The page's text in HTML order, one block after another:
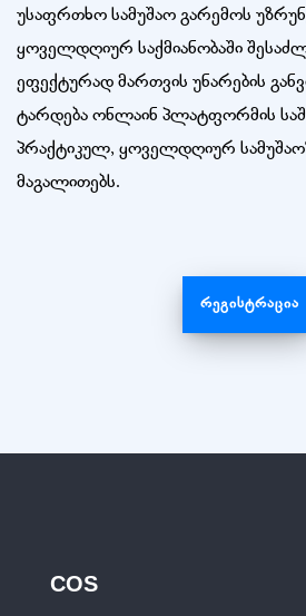
უსაფრთხო სამუშაო გარემოს
ყოველდღიურ საქმიანობაში
ეფექტურად მართვის უნარების
ტარდება ონლაინ პლატფორმის
პრაქტიკულ, ყოველდღიურ
მაგალითებს.
ᲠᲔᲒᲘᲡᲢᲠᲐᲪᲘᲐ
COS